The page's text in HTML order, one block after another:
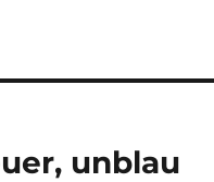
unblau